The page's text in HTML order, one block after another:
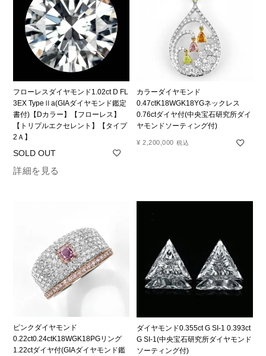
フローレスダイヤモンド1.02ct D FL
3EX TypeⅡa(GIAダイヤモンド鑑定
書付)【Dカラー】【フローレス】
【トリプルエクセレント】【タイプ
2Ａ】
詳細を見る
カラーダイヤモンド
0.47ctK18WGK18YGネックレス
0.76ctダイヤ付(中央宝石研究所ダイ
ヤモンドソーティング付)
¥ 2,200,000 税込
ピンクダイヤモンド
0.22ct0.24ctK18WGK18PGリング
1.22ctダイヤ付(GIAダイヤモンド鑑
ダイヤモンド0.355ct G SI-1 0.393ct
G SI-1(中央宝石研究所ダイヤモンド
ソーティング付)